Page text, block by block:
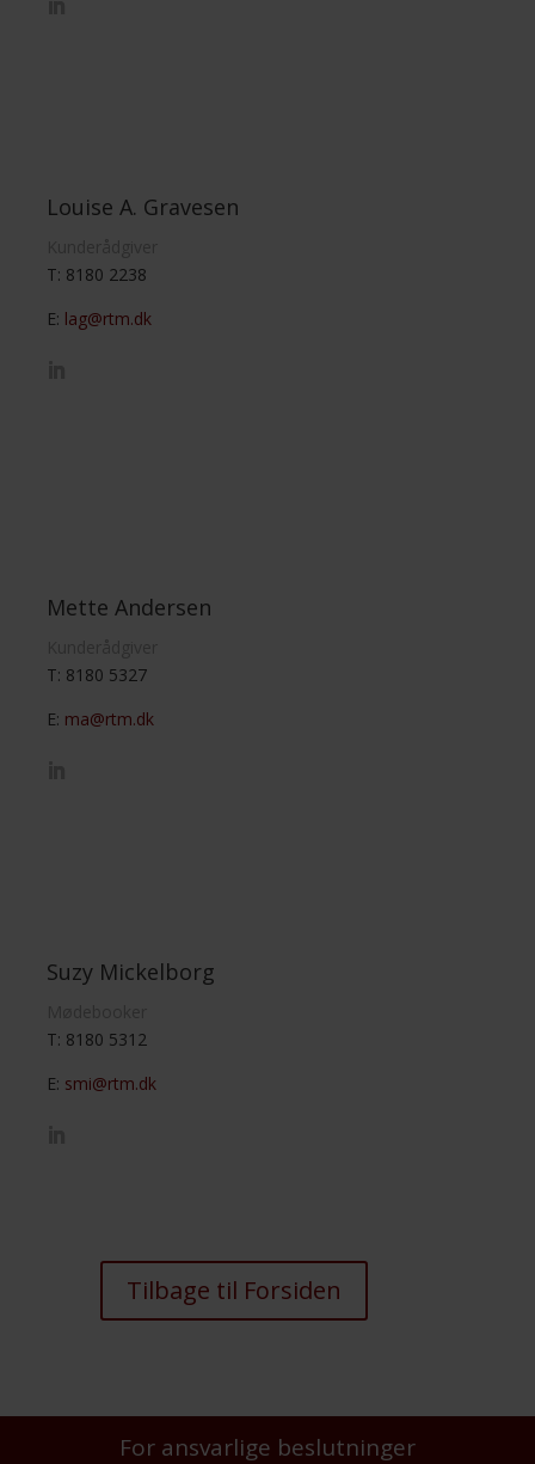
Louise A. Gravesen
T: 8180 2238
E: lag@rtm.dk
Mette Andersen
T: 8180 5327
E: ma@rtm.dk
Suzy Mickelborg
T: 8180 5312
E: smi@rtm.dk
Tilbage til Forsiden
For ansvarlige beslutninger